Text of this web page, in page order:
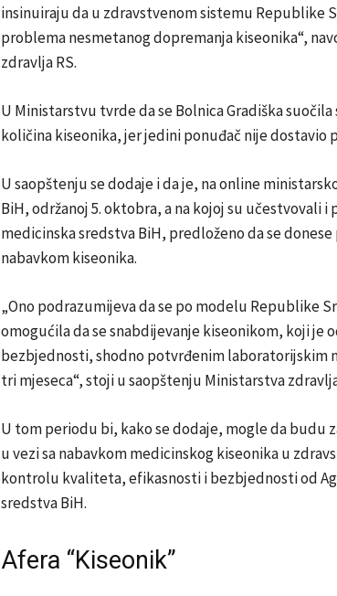
insinuiraju da u zdravstvenom sistemu Republike
problema nesmetanog dopremanja kiseonika“,
zdravlja RS.
U Ministarstvu tvrde da se Bolnica Gradiška
količina kiseonika, jer jedini ponuđač nije
U saopštenju se dodaje i da je, na online
BiH, održanoj 5. oktobra, a na kojoj su učestvovali
medicinska sredstva BiH, predloženo da se
nabavkom kiseonika.
„Ono podrazumijeva da se po modelu Republike
omogućila da se snabdijevanje kiseonikom, koji je
bezbjednosti, shodno potvrđenim laboratorijskim
tri mjeseca“, stoji u saopštenju Ministarstva
U tom periodu bi, kako se dodaje, mogle da budu
u vezi sa nabavkom medicinskog kiseonika u
kontrolu kvaliteta, efikasnosti i bezbjednosti od
sredstva BiH.
Afera “Kiseonik”